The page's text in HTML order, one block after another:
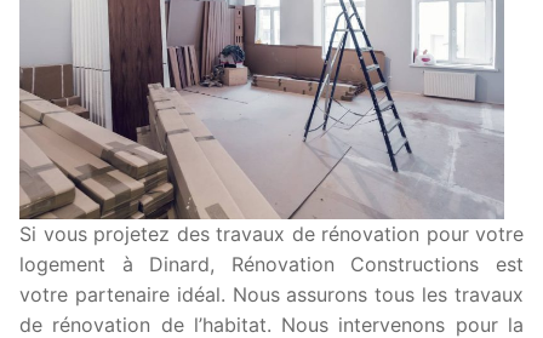
Si vous projetez des travaux de rénovation pour votre
logement à Dinard, Rénovation Constructions est
votre partenaire idéal. Nous assurons tous les travaux
de rénovation de l’habitat. Nous intervenons pour la